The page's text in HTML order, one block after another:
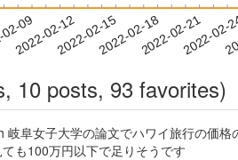
09
2022-02-122022-02-152022-02-182022-02-21
2022-
10 posts, 93 favorites)
岐阜女子大学の論文でハワイ旅行の価
も100万円以下で足りそうです